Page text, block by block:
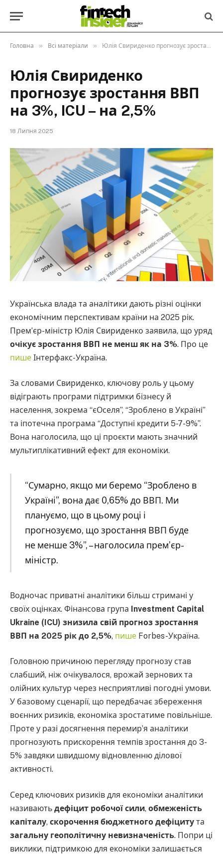
Головна » Всі матеріали » Юлія Свириденко прогнозує зростання ВВП на 3%, ICU – на 2,5%
Юлія Свириденко
прогнозує зростання ВВП
на 3%, ICU – на 2,5%
18 Липня 2025
Українська влада та аналітики дають різні оцінки
економічним перспективам країни на 2025 рік.
Прем’єр-міністр Юлія Свириденко заявила, що уряд
очікує зростання ВВП не менш як на 3%. Про це
пише Інтерфакс-Україна.
За словами Свириденко, ключову роль у цьому
відіграють програми підтримки бізнесу й
населення, зокрема “єОселя”, “Зроблено в Україні”
та іпотечна програма “Доступні кредити 5-7-9%”.
Вона наголосила, що ці проєкти мають значний
мультиплікативний ефект для економіки.
“Сумарно, якщо ми беремо “Зроблено в
Україні”, вона дає 0,65% до ВВП. Ми
плануємо, що в цьому році і
прогнозуємо, що зростання ВВП буде
не менше 3%”, – наголосила прем’єр-
міністр.
Водночас приватні аналітики більш стримані у
своїх оцінках. Фінансова група Investment Capital
Ukraine (ICU) знизила свій прогноз зростання
ВВП на 2025 рік до 2,5%, пише Forbes-Україна.
Головною причиною перегляду прогнозу став
слабший, ніж очікувалося, врожай зернових та
олійних культур через несприятливі погодні умови.
У базовому сценарії, що передбачає збереження
воєнних ризиків, економіка зростатиме повільніше.
Проте у разі досягнення перемир’я аналітики
прогнозують прискорення темпів зростання до 3-
5% завдяки швидшому відновленню ділової
активності.
Серед ключових ризиків для економіки аналітики
називають дефіцит робочої сили, обмеженість
капіталу, скорочення бюджетного дефіциту та
загальну геополітичну невизначеність. Попри ці
виклики, підтримкою для економіки залишається